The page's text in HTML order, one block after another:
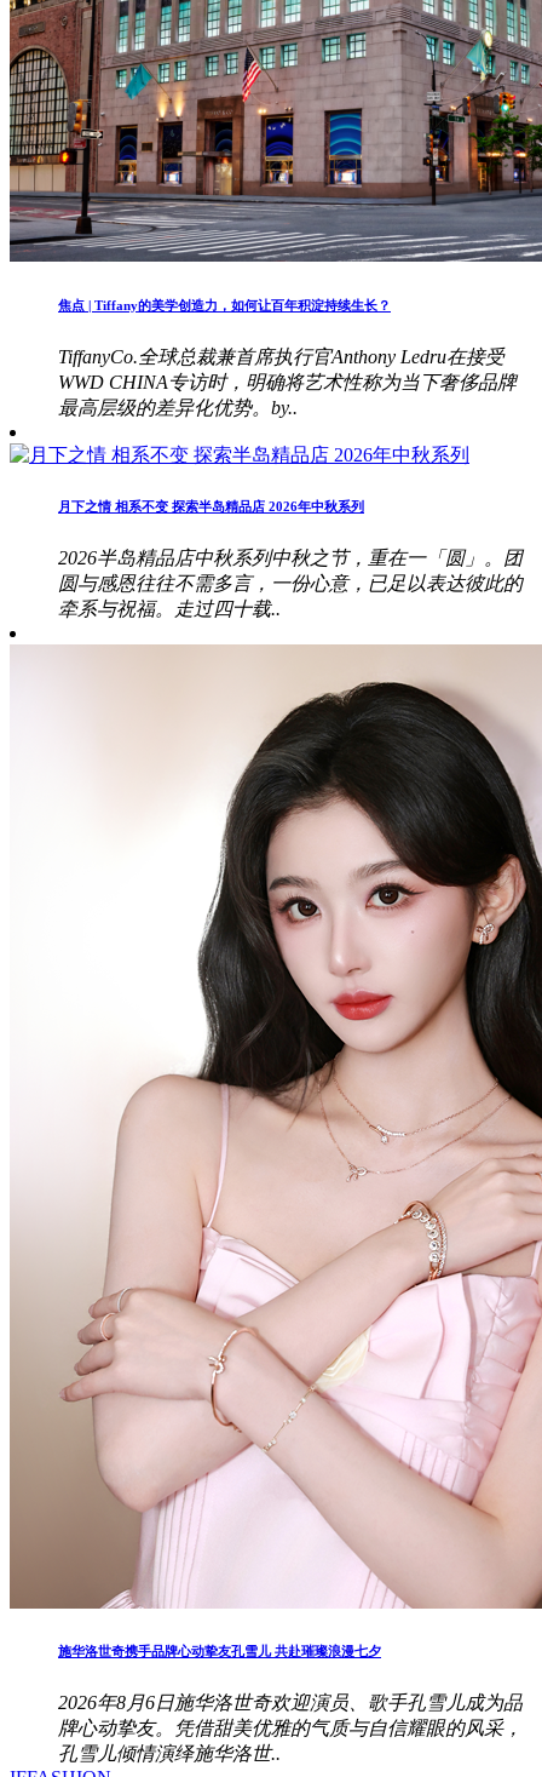
焦点 | Tiffany的美学创造力，如何让百年积淀持续生长？
TiffanyCo.全球总裁兼首席执行官Anthony Ledru在接受
WWD CHINA专访时，明确将艺术性称为当下奢侈品牌
最高层级的差异化优势。by..
月下之情 相系不变 探索半岛精品店 2026年中秋系列
2026半岛精品店中秋系列中秋之节，重在一「圆」。团
圆与感恩往往不需多言，一份心意，已足以表达彼此的
牵系与祝福。走过四十载..
施华洛世奇携手品牌心动挚友孔雪儿 共赴璀璨浪漫七夕
2026年8月6日施华洛世奇欢迎演员、歌手孔雪儿成为品
牌心动挚友。凭借甜美优雅的气质与自信耀眼的风采，
孔雪儿倾情演绎施华洛世..